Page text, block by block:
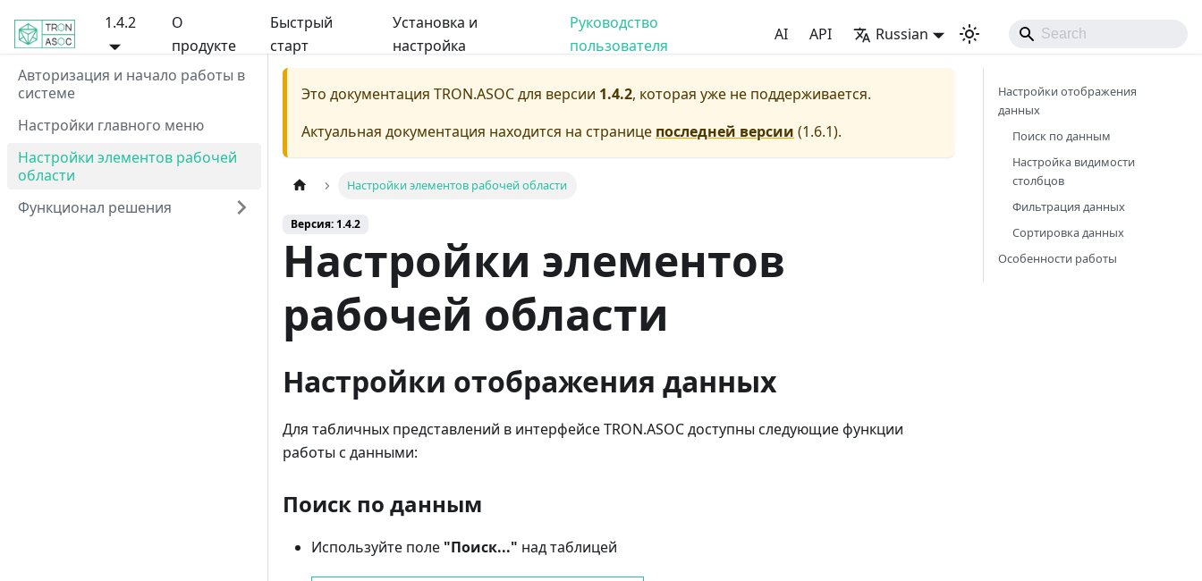
1.4.2
О
продукте
Быстрый
старт
Установка и
настройка
Руководство
пользователя
AI API Russian
Авторизация и начало работы в
системе
Настройки главного меню
Настройки элементов рабочей
области
Функционал решения
Это документация TRON.ASOCдля версии 1.4.2, которая уже не поддерживается.
Актуальная документация находится на странице последней версии (1.6.1).
Настройки элементов рабочей области
Версия: 1.4.2
Настройки элементов
рабочей области
Настройки отображения данных
Для табличных представлений в интерфейсе TRON.ASOC доступны следующие функции
работы с данными:
Поиск по данным
Используйте поле "Поиск..." над таблицей
Настройки отображения
данных
Поиск по данным
Настройка видимости
столбцов
Фильтрация данных
Сортировка данных
Особенности работы